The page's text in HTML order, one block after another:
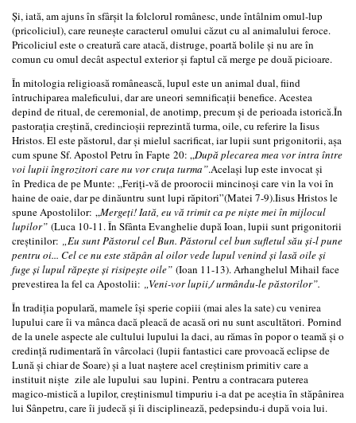
Și, iată, am ajuns în sfârșit la folclorul românesc, unde întâlnim omul-lup
(pricoliciul), care reunește caracterul omului căzut cu al animalului feroce.
Pricoliciul este o creatură care atacă, distruge, poartă bolile și nu are în
comun cu omul decât aspectul exterior și faptul că merge pe două picioare.
În mitologia religioasă românească, lupul este un animal dual, fiind
întruchiparea maleficului, dar are uneori semnificații benefice. Acestea
depind de ritual, de ceremonial, de anotimp, precum și de perioada istorică.În
pastorația creștină, credincioșii reprezintă turma, oile, cu referire la Iisus
Hristos. El este păstorul, dar și mielul sacrificat, iar lupii sunt prigonitorii, așa
cum spune Sf. Apostol Petru în Fapte 20: „După plecarea mea vor intra între
voi lupii îngrozitori care nu vor cruța turma”.Același lup este invocat și
în Predica de pe Munte: „Feriți-vă de proorocii mincinoși care vin la voi în
haine de oaie, dar pe dinăuntru sunt lupi răpitori”(Matei 7-9).Iisus Hristos le
spune Apostolilor: „Mergeți! Iată, eu vă trimit ca pe niște mei în mijlocul
lupilor” (Luca 10-11. În Sfânta Evanghelie după Ioan, lupii sunt prigonitorii
creștinilor: „Eu sunt Păstorul cel Bun. Păstorul cel bun sufletul său și-l pune
pentru oi... Cel ce nu este stăpân al oilor vede lupul venind și lasă oile și
fuge și lupul răpește și risipește oile” (Ioan 11-13). Arhanghelul Mihail face
prevestirea la fel ca Apostolii: „Veni-vor lupii,/ urmându-le păstorilor”.
În tradiția populară, mamele își sperie copiii (mai ales la sate) cu venirea
lupului care îi va mânca dacă pleacă de acasă ori nu sunt ascultători. Pornind
de la unele aspecte ale cultului lupului la daci, au rămas în popor o teamă și o
credință rudimentară în vârcolaci (lupii fantastici care provoacă eclipse de
Lună și chiar de Soare) și a luat naștere acel creștinism primitiv care a
instituit niște zile ale lupului sau lupini. Pentru a contracara puterea
magico-mistică a lupilor, creștinismul timpuriu i-a dat pe aceștia în stăpânirea
lui Sânpetru, care îi judecă și îi disciplinează, pedepsindu-i după voia lui.